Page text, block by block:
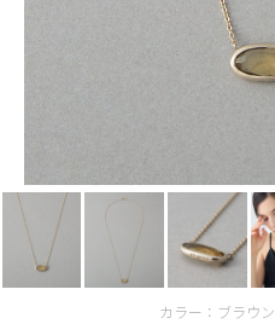
カラー：ブラウン